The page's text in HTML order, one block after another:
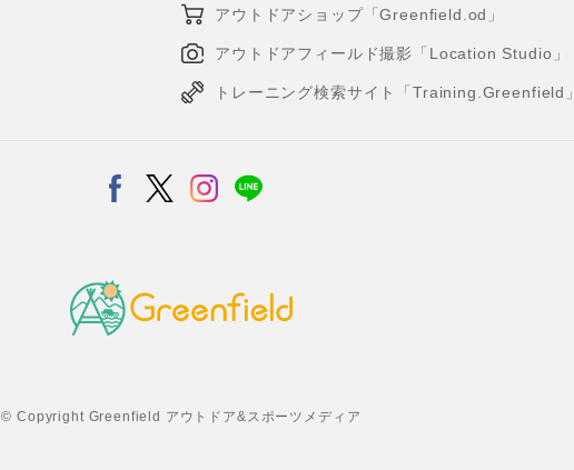
アウトドアショップ「Greenfield.od」
アウトドアフィールド撮影「Location Studio」
トレーニング検索サイト「Training.Greenfield」
© Copyright Greenfield アウトドア&スポーツメディア